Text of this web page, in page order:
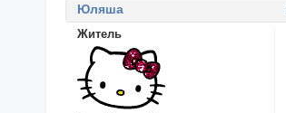
Юляша
Житель